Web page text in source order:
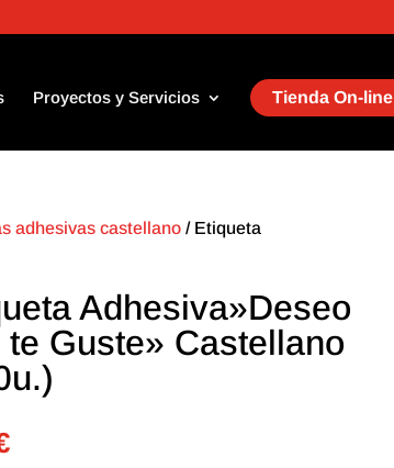
Proyectos y Servicios Tienda On-line
adhesivas castellano / Etiqueta
Adhesiva»Deseo
te Guste» Castellano